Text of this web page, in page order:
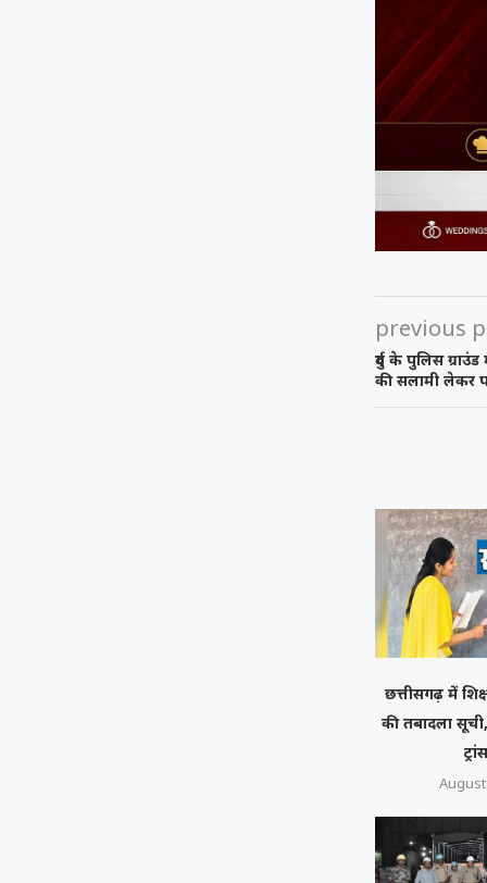
previous
दुर्ग के पुलिस
की सलामी लेकर
छत्तीसगढ़ में
की तबादला
August